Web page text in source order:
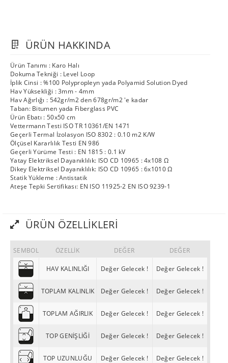
ÜRÜN HAKKINDA
Ürün Tanımı : Karo Halı
Dokuma Tekniği : Level Loop
İplik Cinsi : %100 Polypropleyn yada Polyamid Solution Dyed
Hav Yüksekliği : 3mm - 4mm
Hav Ağırlığı : 542gr/m2 den 678gr/m2 'e kadar
Taban: Bitumen yada Fiberglass PVC
Ürün Ebatı : 50x50 cm
Vettermann Testi ISO TR 10361/EN 1471
Geçerli Termal İzolasyon ISO 8302 : 0.10 m2 K/W
Ölçüsel Kararlılık Testi EN 986
Geçerli Yürüme Testi : EN 1815 : 0.1 kV
Yatay Elektriksel Dayanıklılık: ISO CD 10965 : 4x108 Ω
Dikey Elektriksel Dayanıklılık: ISO CD 10965 : 6x1010 Ω
Statik Yükleme : Antistatik
Ateşe Tepki Sertifikası: EN ISO 11925-2 EN ISO 9239-1
ÜRÜN ÖZELLIKLERI
SEMBOL ÖZELLİK DEĞER DEĞER
HAV KALINLIĞI Değer Gelecek ! Değer Gelecek !
TOPLAM KALINLIK Değer Gelecek ! Değer Gelecek !
TOPLAM AĞIRLIK Değer Gelecek ! Değer Gelecek !
TOP GENİŞLİĞİ Değer Gelecek ! Değer Gelecek !
TOP UZUNLUĞU Değer Gelecek ! Değer Gelecek !